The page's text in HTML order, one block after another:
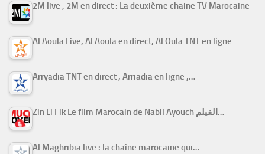
2M live , 2M en direct : La deuxième chaine TV Marocaine
Al Aoula Live, Al Aoula en direct, Al Oula TNT en ligne
Arryadia TNT en direct , Arriadia en ligne ,…
Zin Li Fik Le film Marocain de Nabil Ayouch الفيلم…
Al Maghribia live : la chaîne marocaine qui…